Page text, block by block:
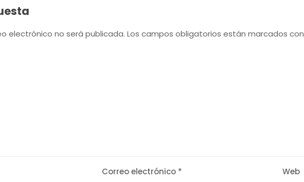
electrónico no será publicada. Los campos obligatorios están marcados con
Correo electrónico * Web